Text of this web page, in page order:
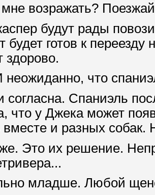
возражать?
будут рады
будет готов к
здорово.
что
согласна. Спаниэль
что у Джека может
вместе и разных
Это их решение.
младше. Любой